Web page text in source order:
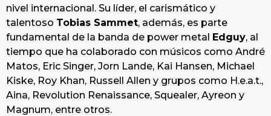
nivel internacional. Su líder, el carismático y
talentoso Tobias Sammet, además, es parte
fundamental de la banda de power metal Edguy, al
tiempo que ha colaborado con músicos como André
Matos, Eric Singer, Jorn Lande, Kai Hansen, Michael
Kiske, Roy Khan, Russell Allen y grupos como H.e.a.t.,
Aina, Revolution Renaissance, Squealer, Ayreon y
Magnum, entre otros.